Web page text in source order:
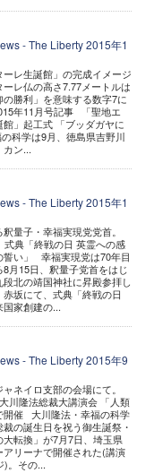
- The Liberty 2015年1
ーレ生誕館」の完成イメージ
レ仏の高さ7.77メートルは
勝利」を意味する数字7に
年11月号記事 「聖地エ
」起工式 「ブッダガヤに
科学は9月、徳島県吉野川
カン...
- The Liberty 2015年1
量子・幸福実現党党首。
典「終戦の日 英霊への感
誓い」 幸福実現党は70年目
月15日、釈量子党首をはじ
北の靖国神社に昇殿参拝し
坂にて、式典「終戦の日
家創建の...
- The Liberty 2015年9
ネイロ支部の会場にて。
川隆法総裁大講演会 「人類
開催 大川隆法・幸福の科学
の誕生日を祝う御生誕祭・
転換」が7月7日、埼玉県
リーナで開催された(講演
)。その...